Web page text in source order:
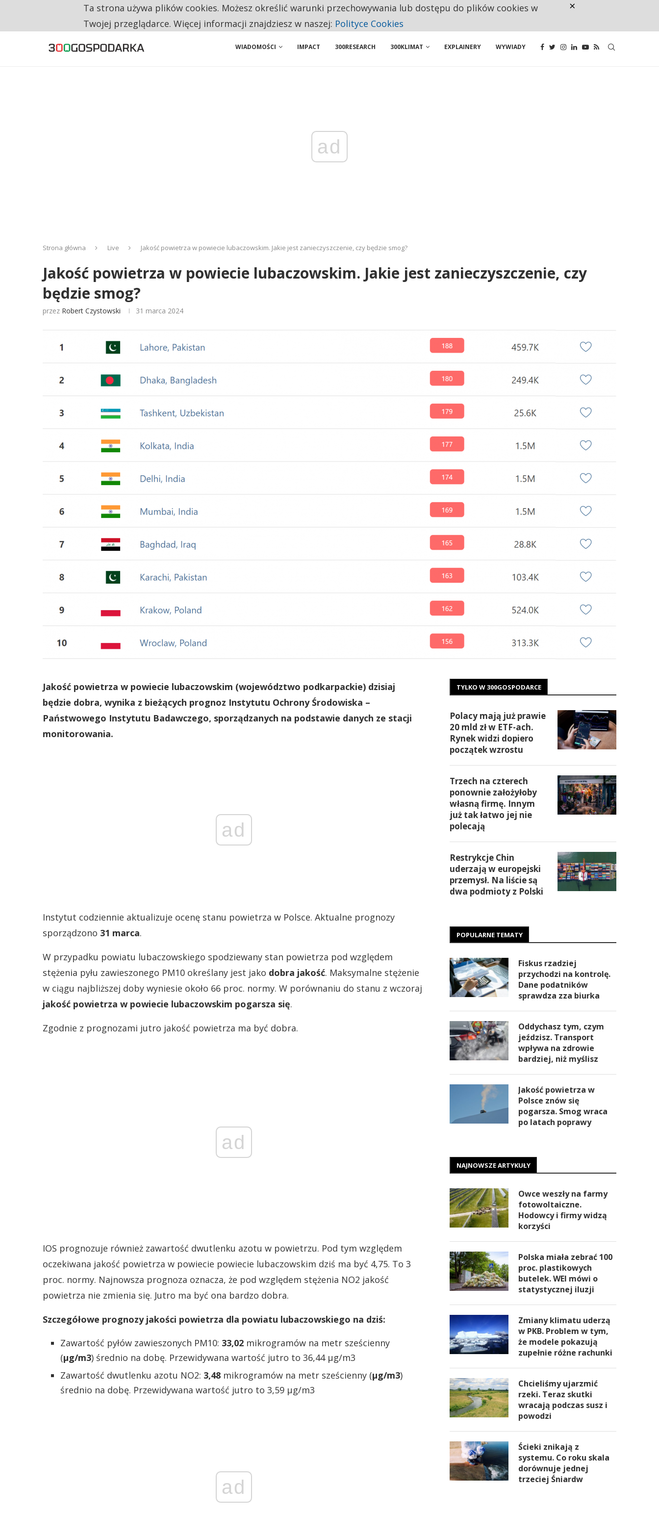
RESTRYKCJE CHIN UDERZAJĄ W EUROPEJSKI PRZEMYSŁ. NA LIŚCIE SĄ DWA PODMIOTY Z POLSKI
WIADOMOŚCI IMPACT 300RESEARCH 300KLIMAT EXPLAINERY WYWIADY
ad
Strona główna Live Jakość powietrza w powiecie lubaczowskim. Jakie jest zanieczyszczenie, czy będzie smog?
Jakość powietrza w powiecie lubaczowskim. Jakie jest zanieczyszczenie, czy
będzie smog?
przez Robert Czystowski 31 marca 2024
Jakość powietrza w powiecie lubaczowskim (województwo podkarpackie) dzisiaj
będzie dobra, wynika z bieżących prognoz Instytutu Ochrony Środowiska –
Państwowego Instytutu Badawczego, sporządzanych na podstawie danych ze stacji
monitorowania.
ad
Instytut codziennie aktualizuje ocenę stanu powietrza w Polsce. Aktualne prognozy
sporządzono 31 marca.
W przypadku powiatu lubaczowskiego spodziewany stan powietrza pod względem
stężenia pyłu zawieszonego PM10 określany jest jako dobra jakość. Maksymalne stężenie
w ciągu najbliższej doby wyniesie około 66 proc. normy. W porównaniu do stanu z wczoraj
jakość powietrza w powiecie lubaczowskim pogarsza się.
Zgodnie z prognozami jutro jakość powietrza ma być dobra.
ad
IOS prognozuje również zawartość dwutlenku azotu w powietrzu. Pod tym względem
oczekiwana jakość powietrza w powiecie powiecie lubaczowskim dziś ma być 4,75. To 3
proc. normy. Najnowsza prognoza oznacza, że pod względem stężenia NO2 jakość
powietrza nie zmienia się. Jutro ma być ona bardzo dobra.
Szczegółowe prognozy jakości powietrza dla powiatu lubaczowskiego na dziś:
Zawartość pyłów zawieszonych PM10: 33,02 mikrogramów na metr sześcienny
(µg/m3) średnio na dobę. Przewidywana wartość jutro to 36,44 µg/m3
Zawartość dwutlenku azotu NO2: 3,48 mikrogramów na metr sześcienny (µg/m3)
średnio na dobę. Przewidywana wartość jutro to 3,59 µg/m3
ad
TYLKO W 300GOSPODARCE
Polacy mają już prawie
20 mld zł w ETF-ach.
Rynek widzi dopiero
początek wzrostu
Trzech na czterech
ponownie założyłoby
własną firmę. Innym
już tak łatwo jej nie
polecają
Restrykcje Chin
uderzają w europejski
przemysł. Na liście są
dwa podmioty z Polski
POPULARNE TEMATY
Fiskus rzadziej
przychodzi na kontrolę.
Dane podatników
sprawdza zza biurka
Oddychasz tym, czym
jeździsz. Transport
wpływa na zdrowie
bardziej, niż myślisz
Jakość powietrza w
Polsce znów się
pogarsza. Smog wraca
po latach poprawy
NAJNOWSZE ARTYKUŁY
Owce weszły na farmy
fotowoltaiczne.
Hodowcy i firmy widzą
korzyści
Polska miała zebrać 100
proc. plastikowych
butelek. WEI mówi o
statystycznej iluzji
Zmiany klimatu uderzą
w PKB. Problem w tym,
że modele pokazują
zupełnie różne rachunki
Chcieliśmy ujarzmić
rzeki. Teraz skutki
wracają podczas susz i
powodzi
Ścieki znikają z
systemu. Co roku skala
dorównuje jednej
trzeciej Śniardw
Ta strona używa plików cookies. Możesz określić warunki przechowywania lub dostępu do plików cookies w
Twojej przeglądarce. Więcej informacji znajdziesz w naszej: Polityce Cookies
×